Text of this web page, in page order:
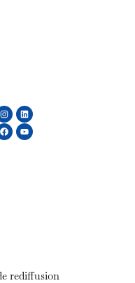
Instagram
Linkedin
FacebookYoutube
rediffusion